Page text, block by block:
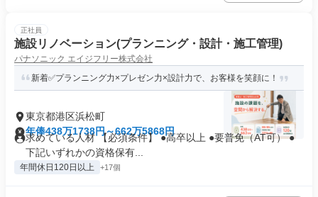
正社員
施設リノベーション(プランニング・設計・施工管理)
パナソニック エイジフリー株式会社
新着✅プランニング力×プレゼン力×設計力で、お客様を笑顔に！
東京都港区浜松町
年俸438万1738円～662万5868円
求めている人材 【必須条件】 ●高卒以上 ●要普免（AT可） ●
下記いずれかの資格保有...
年間休日120日以上 +17個